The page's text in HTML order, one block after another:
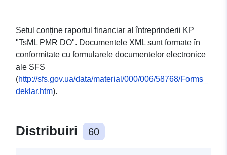
Setul conține raportul financiar al întreprinderii KP
"TsML PMR DO". Documentele XML sunt formate în
conformitate cu formularele documentelor electronice
ale SFS
(http://sfs.gov.ua/data/material/000/006/58768/Forms_
deklar.htm).
Distribuiri 60